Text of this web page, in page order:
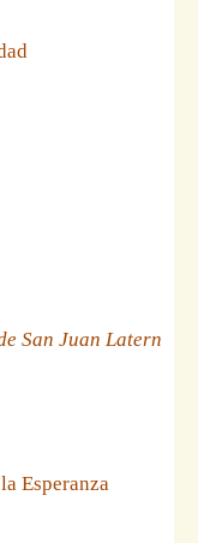
San Juan Latern
Esperanza